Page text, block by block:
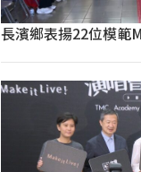
長濱鄉表揚22位模範